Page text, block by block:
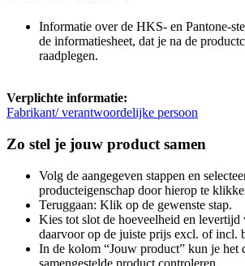
Informatie over de HKS- en Pantone-
de informatiesheet, dat je na de
raadplegen.
Verplichte informatie:
Fabrikant/ verantwoordelijke persoon
Zo stel je jouw product samen
Volg de aangegeven stappen en
producteigenschap door hierop te
Teruggaan: Klik op de gewenste stap.
Kies tot slot de hoeveelheid en
daarvoor op de juiste prijs excl. of incl.
In de kolom “Jouw product” kun je het
samengestelde product controleren.